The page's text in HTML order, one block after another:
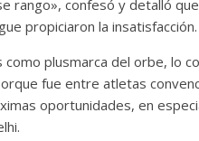
rango», confesó y detalló
propiciaron la insatisfacción.
plusmarca del orbe, lo
fue entre atletas
oportunidades, en